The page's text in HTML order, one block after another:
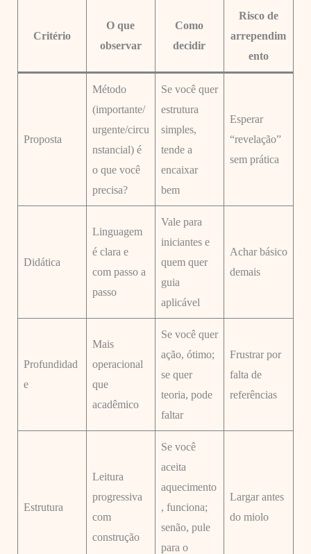
Critério
O que
observar
Como
decidir
Risco de
arrependim
ento
Proposta
Método
(importante/
urgente/circu
nstancial) é
o que você
precisa?
Se você quer
estrutura
simples,
tende a
encaixar
bem
Esperar
“revelação”
sem prática
Didática
Linguagem
é clara e
com passo a
passo
Vale para
iniciantes e
quem quer
guia
aplicável
Achar básico
demais
Profundidad
e
Mais
operacional
que
acadêmico
Se você quer
ação, ótimo;
se quer
teoria, pode
faltar
Frustrar por
falta de
referências
Estrutura
Leitura
progressiva
com
construção
Se você
aceita
aquecimento
, funciona;
senão, pule
para o
Largar antes
do miolo